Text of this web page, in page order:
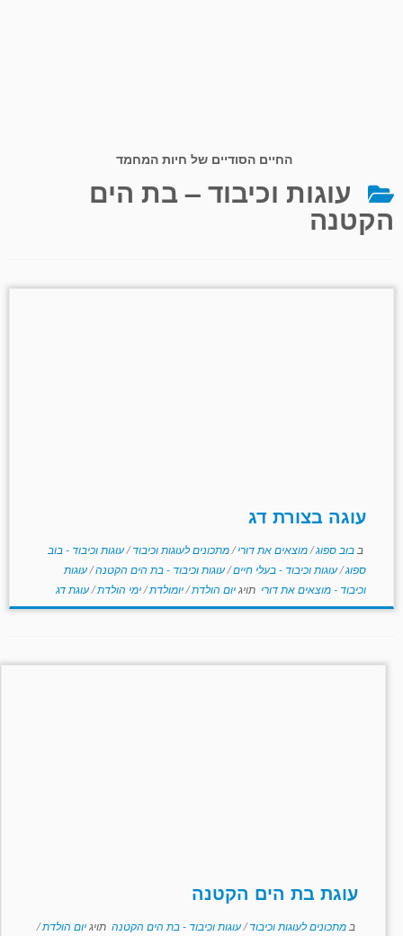
החיים הסודיים של חיות המחמד
עוגות וכיבוד – בת הים
הקטנה
עוגה בצורת דג
ב בוב ספוג/מוצאים את דורי/מתכונים לעוגות וכיבוד/עוגות וכיבוד - בוב
ספוג/עוגות וכיבוד - בעלי חיים/עוגות וכיבוד - בת הים הקטנה/עוגות
וכיבוד - מוצאים את דורי תויגיום הולדת/יומולדת/ימי הולדת/עוגת דג
עוגת בת הים הקטנה
ב מתכונים לעוגות וכיבוד/עוגות וכיבוד - בת הים הקטנה תויגיום הולדת/